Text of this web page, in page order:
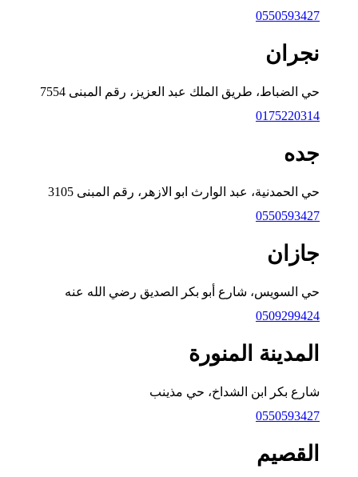
0550593427
نجران
حي الضباط، طريق الملك عبد العزيز، رقم المبنى 7554
0175220314
جده
حي الحمدنية، عبد الوارث ابو الازهر، رقم المبنى 3105
0550593427
جازان
حي السويس، شارع أبو بكر الصديق رضي الله عنه
0509299424
المدينة المنورة
شارع بكر ابن الشداخ، حي مذينب
0550593427
القصيم